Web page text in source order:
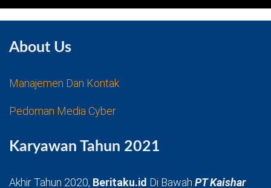
About Us
Manajemen Dan Kontak
Pedoman Media Cyber
Karyawan Tahun 2021
Akhir Tahun 2020, Beritaku.id Di Bawah PT Kaishar